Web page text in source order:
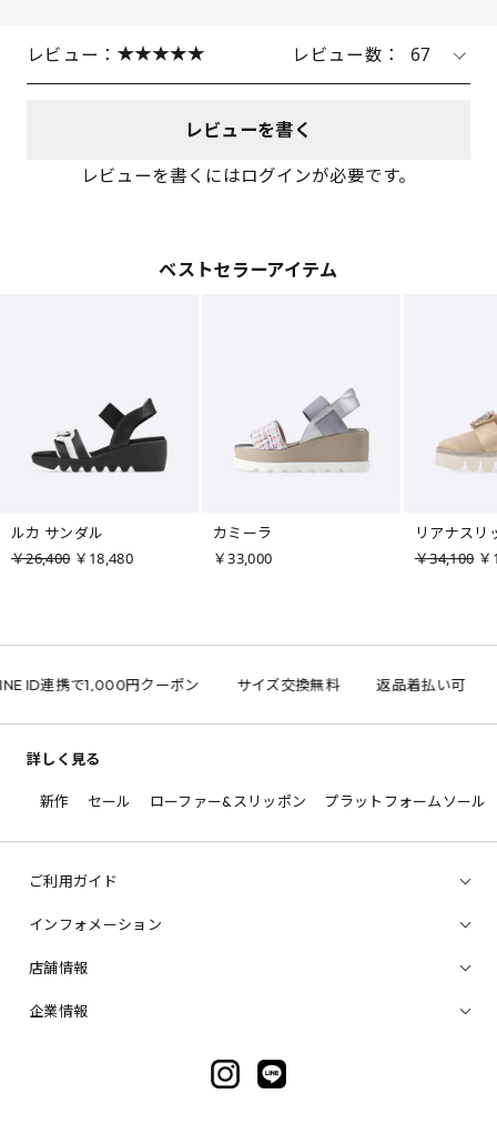
レビュー： レビュー数： 67
レビューを書く
レビューを書くにはログインが必要です。
ベストセラーアイテム
ルカ サンダル
￥26,400 ￥18,480
カミーラ
￥33,000
リアナスリ
￥34,100
ID連携で1,000円クーポン サイズ交換無料 返品着払い可
詳しく見る
新作 セール ローファー&スリッポン プラットフォームソール
ご利用ガイド
インフォメーション
店舗情報
企業情報